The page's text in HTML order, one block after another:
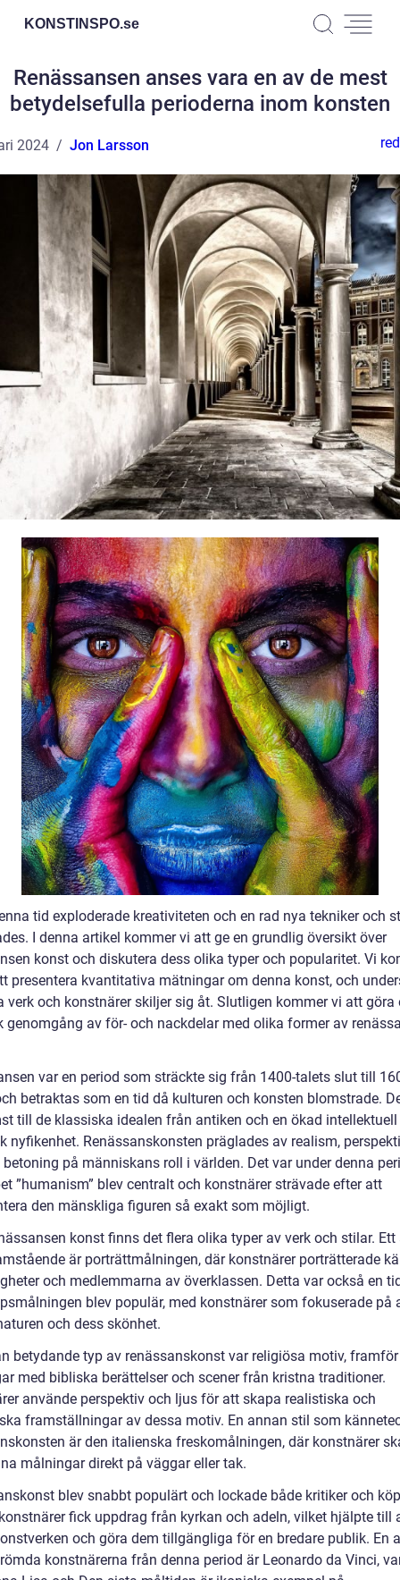
KONSTINSPO.se
Renässansen anses vara en av de mest
betydelsefulla perioderna inom konsten
2024 Jon Larsson
tid exploderade kreativiteten och en rad nya tekniker och
I denna artikel kommer vi att ge en grundlig översikt över
konst och diskutera dess olika typer och popularitet. Vi
presentera kvantitativa mätningar om denna konst, och
verk och konstnärer skiljer sig åt. Slutligen kommer vi att göra
genomgång av för- och nackdelar med olika former av
var en period som sträckte sig från 1400-talets slut till
betraktas som en tid då kulturen och konsten blomstrade.
till de klassiska idealen från antiken och en ökad
nyfikenhet. Renässanskonsten präglades av realism,
betoning på människans roll i världen. Det var under denna
”humanism” blev centralt och konstnärer strävade efter att
den mänskliga figuren så exakt som möjligt.
konst finns det flera olika typer av verk och stilar. Ett
är porträttmålningen, där konstnärer porträtterade
och medlemmarna av överklassen. Detta var också en
blev populär, med konstnärer som fokuserade på
och dess skönhet.
betydande typ av renässanskonst var religiösa motiv,
med bibliska berättelser och scener från kristna traditioner.
använde perspektiv och ljus för att skapa realistiska och
framställningar av dessa motiv. En annan stil som
är den italienska freskomålningen, där konstnärer
målningar direkt på väggar eller tak.
blev snabbt populärt och lockade både kritiker och
fick uppdrag från kyrkan och adeln, vilket hjälpte till
och göra dem tillgängliga för en bredare publik. En
konstnärerna från denna period är Leonardo da Vinci,